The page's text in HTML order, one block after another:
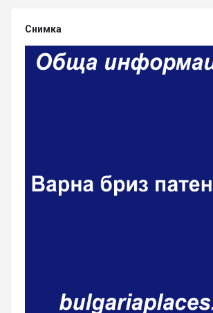
Снимка